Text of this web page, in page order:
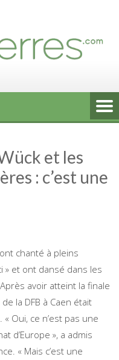
et les
: c’est une
chanté à pleins
» et ont dansé dans les
avoir atteint la finale
la DFB à Caen était
Oui, ce n’est pas une
d’Europe », a admis
« Mais c’est une